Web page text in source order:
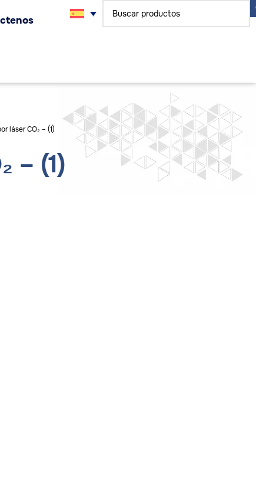
láser CO₂ – (1)
– (1)